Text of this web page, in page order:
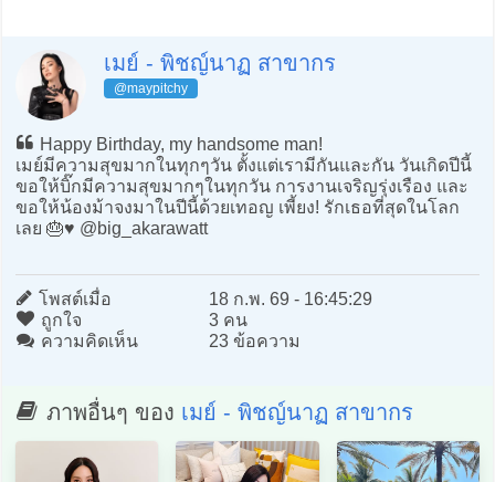
เมย์ - พิชญ์นาฏ สาขากร
@maypitchy
Happy Birthday, my handsome man!
เมย์มีความสุขมากในทุกๆวัน ตั้งแต่เรามีกันและกัน วันเกิดปีนี้
ขอให้บิ๊กมีความสุขมากๆในทุกวัน การงานเจริญรุ่งเรือง และ
ขอให้น้องม้าจงมาในปีนี้ด้วยเทอญ เพี้ยง! รักเธอที่สุดในโลก
เลย 🎂♥️ @big_akarawatt
โพสต์เมื่อ
18 ก.พ. 69 - 16:45:29
ถูกใจ
3 คน
ความคิดเห็น
23 ข้อความ
ภาพอื่นๆ ของ เมย์ - พิชญ์นาฏ สาขากร